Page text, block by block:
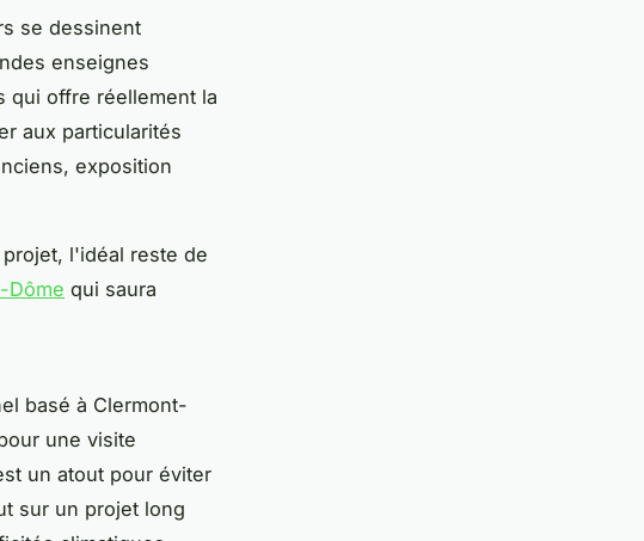
se dessinent
enseignes
qui offre réellement la
aux particularités
exposition
l'idéal reste de
Dôme qui saura
basé à Clermont-
une visite
un atout pour éviter
sur un projet long